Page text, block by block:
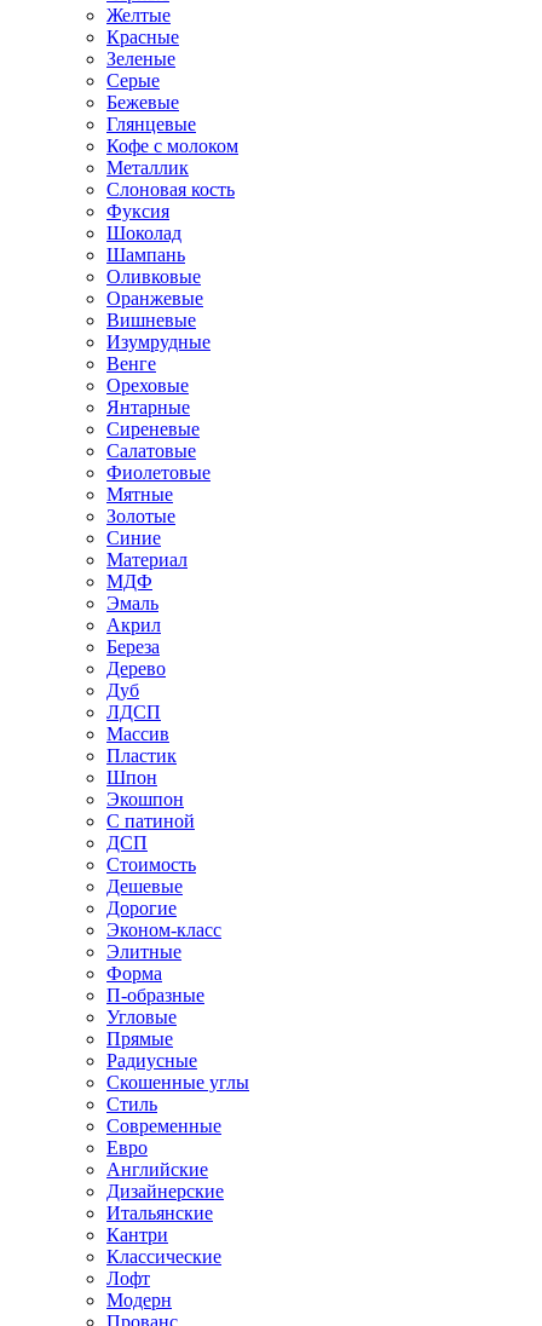
Желтые
Красные
Зеленые
Серые
Бежевые
Глянцевые
Кофе с молоком
Металлик
Слоновая кость
Фуксия
Шоколад
Шампань
Оливковые
Оранжевые
Вишневые
Изумрудные
Венге
Ореховые
Янтарные
Сиреневые
Салатовые
Фиолетовые
Мятные
Золотые
Синие
Материал
МДФ
Эмаль
Акрил
Береза
Дерево
Дуб
ЛДСП
Массив
Пластик
Шпон
Экошпон
С патиной
ДСП
Стоимость
Дешевые
Дорогие
Эконом-класс
Элитные
Форма
П-образные
Угловые
Прямые
Радиусные
Скошенные углы
Стиль
Современные
Евро
Английские
Дизайнерские
Итальянские
Кантри
Классические
Лофт
Модерн
Прованс